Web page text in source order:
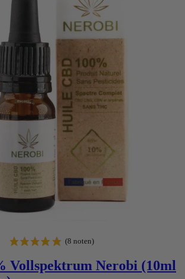
Vollspektrum Nerobi (10ml